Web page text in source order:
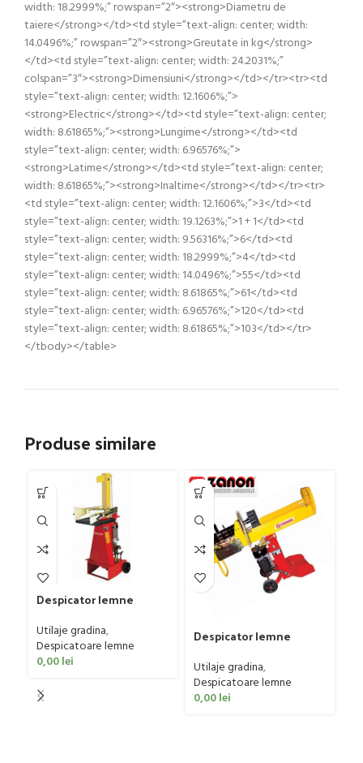
width: 18.2999%;” rowspan=”2″><strong>Diametru de
taiere</strong></td><td style=”text-align: center; width:
14.0496%;” rowspan=”2″><strong>Greutate in kg</strong>
</td><td style=”text-align: center; width: 24.2031%;”
colspan=”3″><strong>Dimensiuni</strong></td></tr><tr><td
style=”text-align: center; width: 12.1606%;”>
<strong>Electric</strong></td><td style=”text-align: center;
width: 8.61865%;”><strong>Lungime</strong></td><td
style=”text-align: center; width: 6.96576%;”>
<strong>Latime</strong></td><td style=”text-align: center;
width: 8.61865%;”><strong>Inaltime</strong></td></tr><tr>
<td style=”text-align: center; width: 12.1606%;”>3</td><td
style=”text-align: center; width: 19.1263%;”>1 + 1</td><td
style=”text-align: center; width: 9.56316%;”>6</td><td
style=”text-align: center; width: 18.2999%;”>4</td><td
style=”text-align: center; width: 14.0496%;”>55</td><td
style=”text-align: center; width: 8.61865%;”>61</td><td
style=”text-align: center; width: 6.96576%;”>120</td><td
style=”text-align: center; width: 8.61865%;”>103</td></tr>
</tbody></table>
Produse similare
Despicator lemne
Utilaje gradina,
Despicatoare lemne
0,00lei
Despicator lemne
Utilaje gradina,
Despicatoare lemne
0,00lei